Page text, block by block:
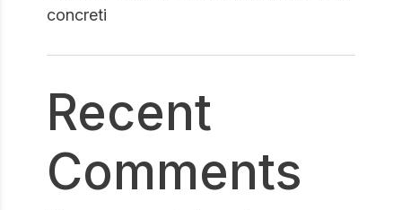
concreti
Recent
Comments